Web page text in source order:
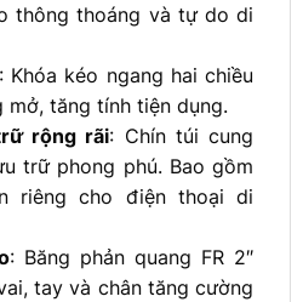
thông thoáng và tự do di
: Khóa kéo ngang hai chiều
mở, tăng tính tiện dụng.
rộng rãi: Chín túi cung
trữ phong phú. Bao gồm
riêng cho điện thoại di
: Băng phản quang FR 2″
tay và chân tăng cường